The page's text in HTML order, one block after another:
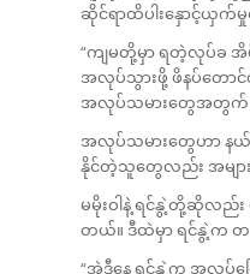
ဆိုင်ရာထိပါးနှောင့်ယှက်
“ကျမတို့မှာ ရတဲ့လုပ်ခ အိ
အလုပ်သွားဖို့ ဖိနပ်တောင်
အလုပ်သမားတွေအတွက်
အလုပ်သမားတွေဟာ နယ်မှ
နိုင်တဲ့သူတွေလည်း အများ
မမိုးဝါနဲ့ ရင်နွဲ့တို့ဆိုလည်
တယ်။ ဒီထဲမှာ ရင်နွဲ့က တ
“အဲဒီနေ့ ရင်နွဲ့က အလုပ်